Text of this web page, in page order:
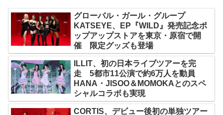
グローバル・ガール・グループ
KATSEYE、EP『WILD』発売記念ポ
ップアップストアを東京・原宿で開
催 限定グッズも登場
ILLIT、初の日本ライブツアーを完
走 5都市11公演で約6万人を動員
HANA・JISOO＆MOMOKAとのスペ
シャルコラボも実現
CORTIS、デビュー後初の単独ツアー